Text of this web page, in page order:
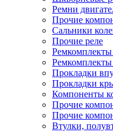
Ремни
Прочие
Сальники
Прочие реле
Прокладки
Прокладки
Компоненты
Прочие
Прочие
Втулки,